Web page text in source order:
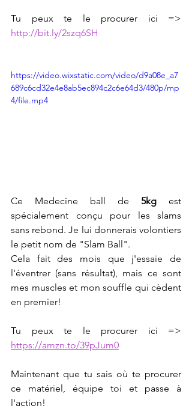
http://bit.ly/2szq6SH
https://video.wixstatic.com/video/d9a08e_a7
689c6cd32e4e8ab5ec894c2c6e64d3/480p/mp
4/file.mp4
Ce Medecine ball de 5kg est
spécialement conçu pour les slams
sans rebond. Je lui donnerais volontiers
le petit nom de "Slam Ball".
Cela fait des mois que j'essaie de
l'éventrer (sans résultat), mais ce sont
mes muscles et mon souffle qui cèdent
en premier!
https://amzn.to/39pJum0
Maintenant que tu sais où te procurer
ce matériel, équipe toi et passe à
l'action!